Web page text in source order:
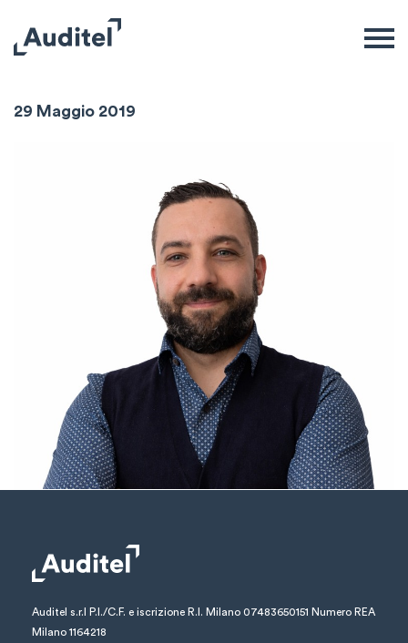
Davide Mazzitelli
29 Maggio 2019
Auditel s.r.l P.I./C.F. e iscrizione R.I. Milano 07483650151 Numero REA
Milano 1164218